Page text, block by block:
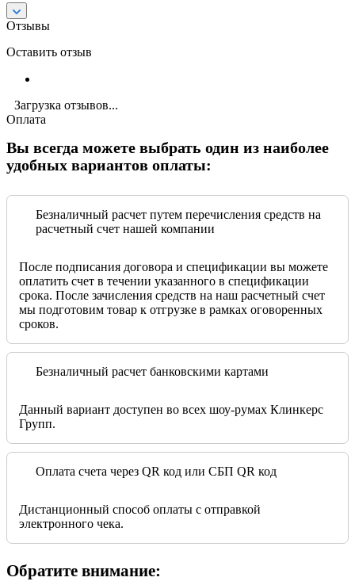
Отзывы
Оставить отзыв
Загрузка отзывов...
Оплата
Вы всегда можете выбрать один из наиболее
удобных вариантов оплаты:
Безналичный расчет путем перечисления средств на
расчетный счет нашей компании
После подписания договора и спецификации вы можете
оплатить счет в течении указанного в спецификации
срока. После зачисления средств на наш расчетный счет
мы подготовим товар к отгрузке в рамках оговоренных
сроков.
Безналичный расчет банковскими картами
Данный вариант доступен во всех шоу-румах Клинкерс
Групп.
Оплата счета через QR код или СБП QR код
Дистанционный способ оплаты с отправкой
электронного чека.
Обратите внимание: